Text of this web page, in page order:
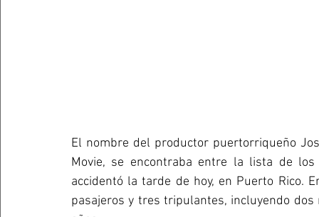
El nombre del productor puertorriqueño
Movie, se encontraba entre la lista de
accidentó la tarde de hoy, en Puerto Rico.
pasajeros y tres tripulantes, incluyendo